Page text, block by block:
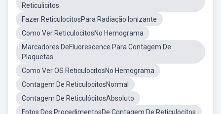
Reticulicitos
Fazer ReticulocitosPara Radiação Ionizante
Como Ver ReticulocitosNo Hemograma
Marcadores DeFluorescence Para Contagem De
Plaquetas
Como Ver OS ReticulocitosNo Hemograma
Contagem De ReticulocitosNormal
Contagem De ReticulócitosAbsoluto
Fotos Dos ProcedimentosDe Contagem De Reticulocitos